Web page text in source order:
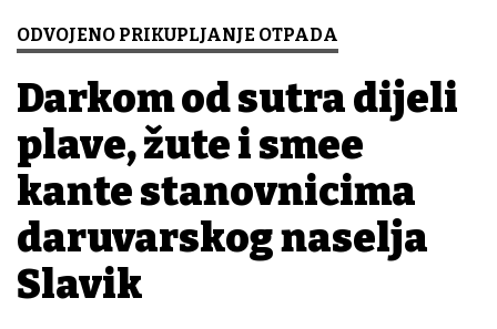
ODVOJENO PRIKUPLJANJE OTPADA
Darkom od sutra dijeli
plave, žute i smeđe
kante stanovnicima
daruvarskog naselja
Slavik